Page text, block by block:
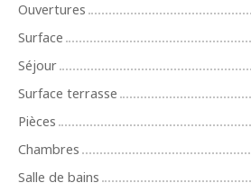
Ouvertures
Surface
Séjour
Surface terrasse
Pièces
Chambres
Salle de bains